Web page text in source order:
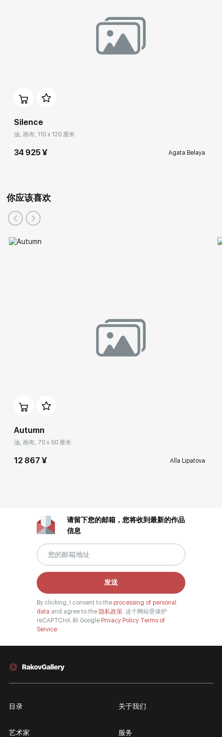
Silence
油, 画布, 110 x 120 厘米
34 925 ¥ Agata Belaya
你应该喜欢
Autumn
油, 画布, 70 x 50 厘米
12 867 ¥ Alla Lipatova
请留下您的邮箱，您将收到最新的作品
信息
发送
By clicking, I consent to the processing of personal
data and agree to the 隐私政策. 这个网站受保护
reCAPTCHA 和 Google Privacy Policy Terms of
Service
目录
艺术家
关于我们
服务